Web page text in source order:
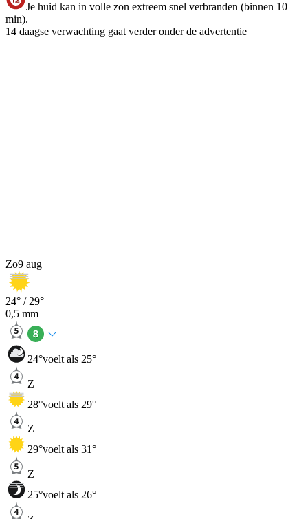
Je huid kan in volle zon extreem snel verbranden (binnen 10
min).
14 daagse verwachting gaat verder onder de advertentie
Zo9 aug
24° / 29°
0,5 mm
24°voelt als 25°
Z
28°voelt als 29°
Z
29°voelt als 31°
Z
25°voelt als 26°